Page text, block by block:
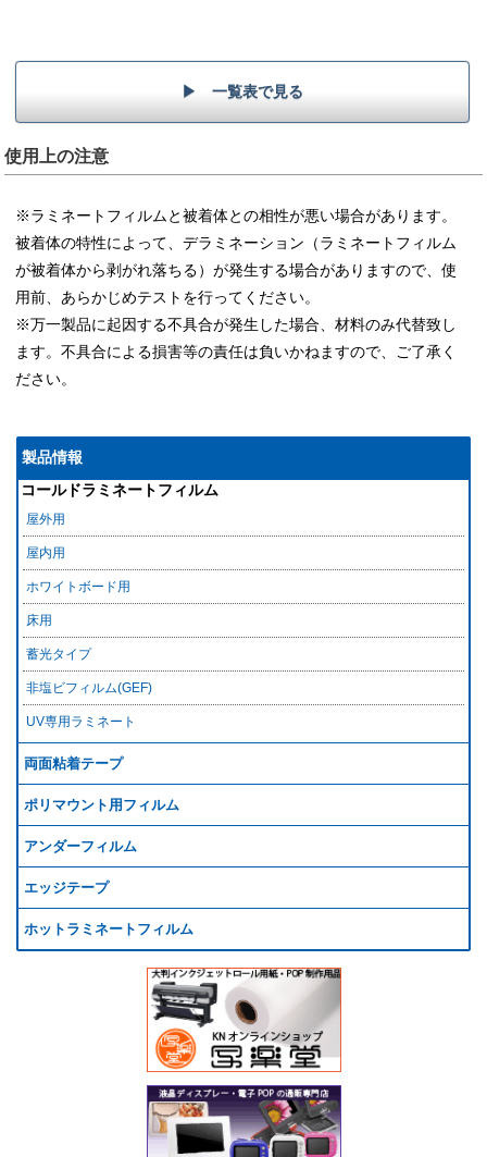
▶ 一覧表で見る
使用上の注意
※ラミネートフィルムと被着体との相性が悪い場合があります。
被着体の特性によって、デラミネーション（ラミネートフィルム
が被着体から剥がれ落ちる）が発生する場合がありますので、使
用前、あらかじめテストを行ってください。
※万一製品に起因する不具合が発生した場合、材料のみ代替致し
ます。不具合による損害等の責任は負いかねますので、ご了承く
ださい。
製品情報
コールドラミネートフィルム
屋外用
屋内用
ホワイトボード用
床用
蓄光タイプ
非塩ビフィルム(GEF)
UV専用ラミネート
両面粘着テープ
ポリマウント用フィルム
アンダーフィルム
エッジテープ
ホットラミネートフィルム